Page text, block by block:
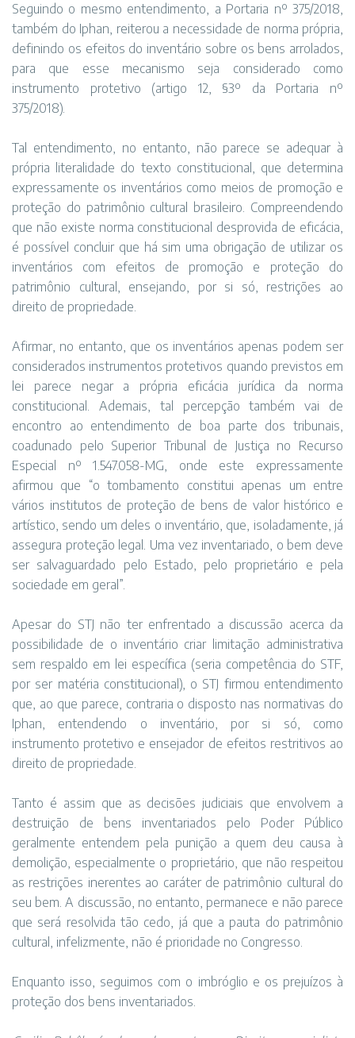
Seguindo o mesmo entendimento, a Portaria nº 375/2018,
também do Iphan, reiterou a necessidade de norma própria,
definindo os efeitos do inventário sobre os bens arrolados,
para que esse mecanismo seja considerado como
instrumento protetivo (artigo 12, §3º da Portaria nº
375/2018).
Tal entendimento, no entanto, não parece se adequar à
própria literalidade do texto constitucional, que determina
expressamente os inventários como meios de promoção e
proteção do patrimônio cultural brasileiro. Compreendendo
que não existe norma constitucional desprovida de eficácia,
é possível concluir que há sim uma obrigação de utilizar os
inventários com efeitos de promoção e proteção do
patrimônio cultural, ensejando, por si só, restrições ao
direito de propriedade.
Afirmar, no entanto, que os inventários apenas podem ser
considerados instrumentos protetivos quando previstos em
lei parece negar a própria eficácia jurídica da norma
constitucional. Ademais, tal percepção também vai de
encontro ao entendimento de boa parte dos tribunais,
coadunado pelo Superior Tribunal de Justiça no Recurso
Especial nº 1.547.058-MG, onde este expressamente
afirmou que “o tombamento constitui apenas um entre
vários institutos de proteção de bens de valor histórico e
artístico, sendo um deles o inventário, que, isoladamente, já
assegura proteção legal. Uma vez inventariado, o bem deve
ser salvaguardado pelo Estado, pelo proprietário e pela
sociedade em geral”.
Apesar do STJ não ter enfrentado a discussão acerca da
possibilidade de o inventário criar limitação administrativa
sem respaldo em lei específica (seria competência do STF,
por ser matéria constitucional), o STJ firmou entendimento
que, ao que parece, contraria o disposto nas normativas do
Iphan, entendendo o inventário, por si só, como
instrumento protetivo e ensejador de efeitos restritivos ao
direito de propriedade.
Tanto é assim que as decisões judiciais que envolvem a
destruição de bens inventariados pelo Poder Público
geralmente entendem pela punição a quem deu causa à
demolição, especialmente o proprietário, que não respeitou
as restrições inerentes ao caráter de patrimônio cultural do
seu bem. A discussão, no entanto, permanece e não parece
que será resolvida tão cedo, já que a pauta do patrimônio
cultural, infelizmente, não é prioridade no Congresso.
Enquanto isso, seguimos com o imbróglio e os prejuízos à
proteção dos bens inventariados.